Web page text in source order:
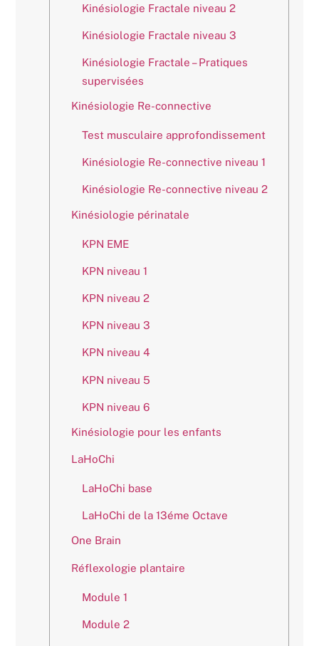
Kinésiologie Fractale niveau 2
Kinésiologie Fractale niveau 3
Kinésiologie Fractale – Pratiques
supervisées
Kinésiologie Re-connective
Test musculaire approfondissement
Kinésiologie Re-connective niveau 1
Kinésiologie Re-connective niveau 2
Kinésiologie périnatale
KPN EME
KPN niveau 1
KPN niveau 2
KPN niveau 3
KPN niveau 4
KPN niveau 5
KPN niveau 6
Kinésiologie pour les enfants
LaHoChi
LaHoChi base
LaHoChi de la 13éme Octave
One Brain
Réflexologie plantaire
Module 1
Module 2